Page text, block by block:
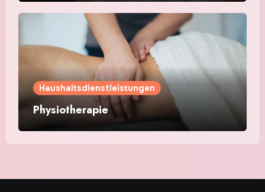
Haushaltsdienstleistungen
Physiotherapie